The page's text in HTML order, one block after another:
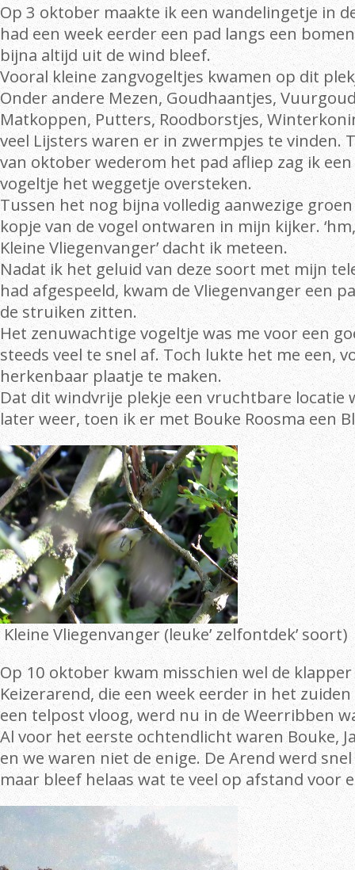
Op 3 oktober maakte ik een wandelingetje in
had een week eerder een pad langs een
bijna altijd uit de wind bleef.
Vooral kleine zangvogeltjes kwamen op dit
Onder andere Mezen, Goudhaantjes,
Matkoppen, Putters, Roodborstjes,
veel Lijsters waren er in zwermpjes te vinden.
van oktober wederom het pad afliep zag ik
vogeltje het weggetje oversteken.
Tussen het nog bijna volledig aanwezige
kopje van de vogel ontwaren in mijn kijker.
Kleine Vliegenvanger’ dacht ik meteen.
Nadat ik het geluid van deze soort met mijn
had afgespeeld, kwam de Vliegenvanger een
de struiken zitten.
Het zenuwachtige vogeltje was me voor een
steeds veel te snel af. Toch lukte het me een,
herkenbaar plaatje te maken.
Dat dit windvrije plekje een vruchtbare locatie
later weer, toen ik er met Bouke Roosma een
Kleine Vliegenvanger (leuke’ zelfontdek’ soort)
Op 10 oktober kwam misschien wel de
Keizerarend, die een week eerder in het
een telpost vloog, werd nu in de Weerribben
Al voor het eerste ochtendlicht waren Bouke,
en we waren niet de enige. De Arend werd
maar bleef helaas wat te veel op afstand voor